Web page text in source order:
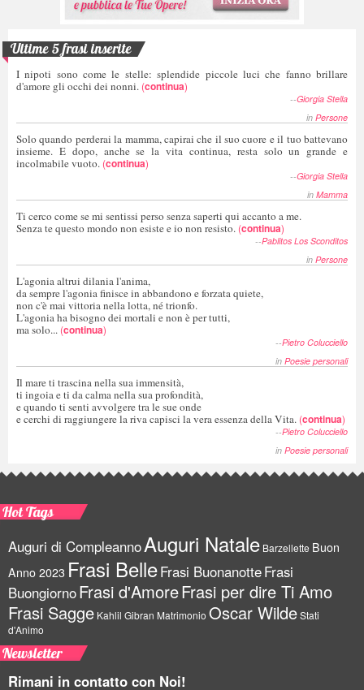
Ultime 5 frasi inserite
I nipoti sono come le stelle: splendide piccole luci che fanno brillare
d'amore gli occhi dei nonni. (continua)
--Giorgia Stella
in Persone
Solo quando perderai la mamma, capirai che il suo cuore e il tuo battevano
insieme. E dopo, anche se la vita continua, resta solo un grande e
incolmabile vuoto. (continua)
--Giorgia Stella
in Mamma
Ti cerco come se mi sentissi perso senza saperti qui accanto a me.
Senza te questo mondo non esiste e io non resisto. (continua)
--Pablitos Los Sconditos
in Persone
L'agonia altrui dilania l'anima,
da sempre l'agonia finisce in abbandono e forzata quiete,
non c'è mai vittoria nella lotta, né trionfo.
L'agonia ha bisogno dei mortali e non è per tutti,
ma solo... (continua)
--Pietro Colucciello
in Poesie personali
Il mare ti trascina nella sua immensità,
ti ingoia e ti da calma nella sua profondità,
e quando ti senti avvolgere tra le sue onde
e cerchi di raggiungere la riva capisci la vera essenza della Vita. (continua)
--Pietro Colucciello
in Poesie personali
Hot Tags
Auguri di CompleannoAuguri Natale Barzellette Buon
Anno 2023 Frasi BelleFrasi BuonanotteFrasi
BuongiornoFrasi d'AmoreFrasi per dire Ti Amo
Frasi Sagge Kahlil Gibran Matrimonio Oscar WildeStati
d'Animo
Newsletter
Rimani in contatto con Noi!